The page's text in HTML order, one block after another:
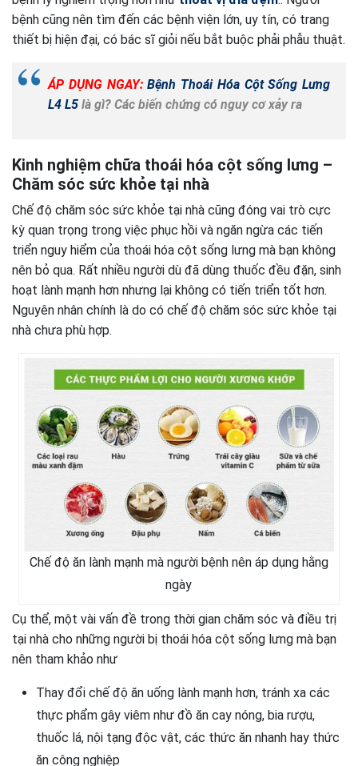
bệnh cũng nên tìm đến các bệnh viện lớn, uy tín, có trang
thiết bị hiện đại, có bác sĩ giỏi nếu bắt buộc phải phẫu thuật.
ÁP DỤNG NGAY: Bệnh Thoái Hóa Cột Sống Lưng
L4 L5 là gì? Các biến chứng có nguy cơ xảy ra
Kinh nghiệm chữa thoái hóa cột sống lưng –
Chăm sóc sức khỏe tại nhà
Chế độ chăm sóc sức khỏe tại nhà cũng đóng vai trò cực
kỳ quan trọng trong việc phục hồi và ngăn ngừa các tiến
triển nguy hiểm của thoái hóa cột sống lưng mà bạn không
nên bỏ qua. Rất nhiều người dù đã dùng thuốc đều đặn, sinh
hoạt lành mạnh hơn nhưng lại không có tiến triển tốt hơn.
Nguyên nhân chính là do có chế độ chăm sóc sức khỏe tại
nhà chưa phù hợp.
Chế độ ăn lành mạnh mà người bệnh nên áp dụng hằng
ngày
Cụ thể, một vài vấn đề trong thời gian chăm sóc và điều trị
tại nhà cho những người bị thoái hóa cột sống lưng mà bạn
nên tham khảo như
Thay đổi chế độ ăn uống lành mạnh hơn, tránh xa các
thực phẩm gây viêm như đồ ăn cay nóng, bia rượu,
thuốc lá, nội tạng độc vật, các thức ăn nhanh hay thức
ăn công nghiệp